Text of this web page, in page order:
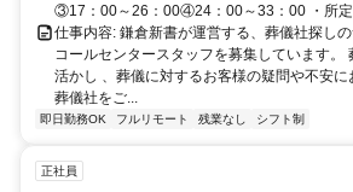
③17：00～26：00④24：00～33：00 ・所
仕事内容: 鎌倉新書が運営する、葬儀社探し
コールセンタースタッフを募集しています。
活かし 、葬儀に対するお客様の疑問や不安
葬儀社をご...
即日勤務OK フルリモート 残業なし シフト制
正社員